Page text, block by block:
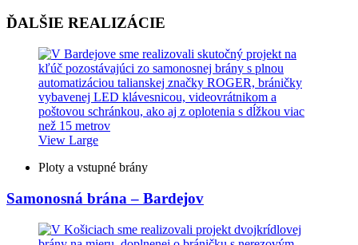
ĎALŠIE REALIZÁCIE
View Large
Ploty a vstupné brány
Samonosná brána – Bardejov